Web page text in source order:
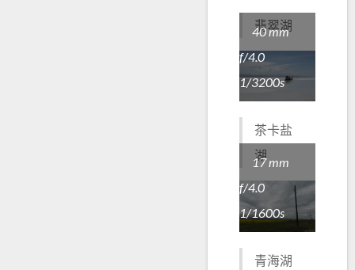
翡翠湖
40 mm
f/4.0
1/3200s
茶卡盐
湖
17 mm
f/4.0
1/1600s
青海湖